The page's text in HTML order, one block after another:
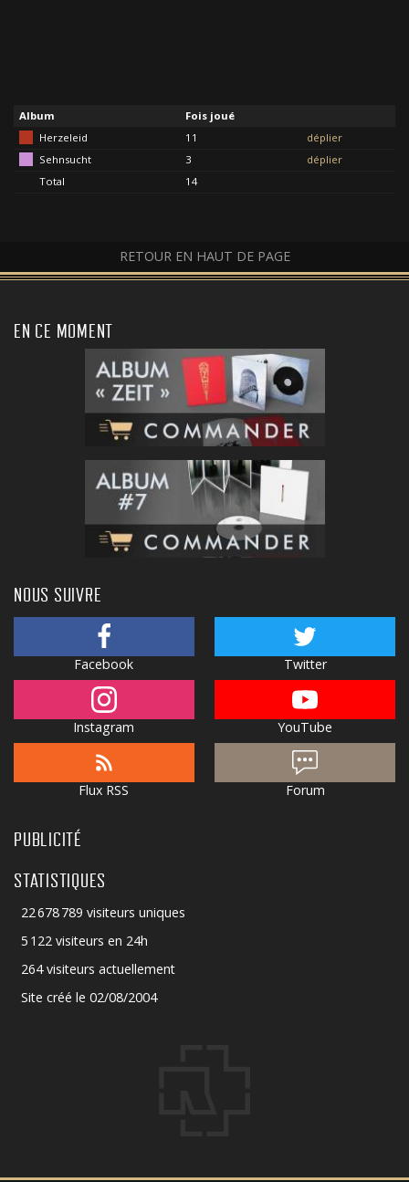
Album
Fois joué
Herzeleid
11
déplier
Sehnsucht
3
déplier
Total
14
RETOUR EN HAUT DE PAGE
EN CE MOMENT
NOUS SUIVRE
Facebook Twitter
Instagram YouTube
Flux RSS Forum
PUBLICITÉ
STATISTIQUES
22 678 789 visiteurs uniques
5 122 visiteurs en 24h
264 visiteurs actuellement
Site créé le 02/08/2004